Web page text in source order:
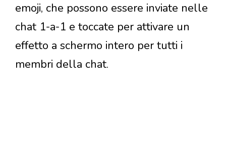
emoji, che possono essere inviate nelle
chat 1-a-1 e toccate per attivare un
effetto a schermo intero per tutti i
membri della chat.